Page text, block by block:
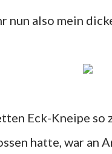
nun also mein
hatte, war an